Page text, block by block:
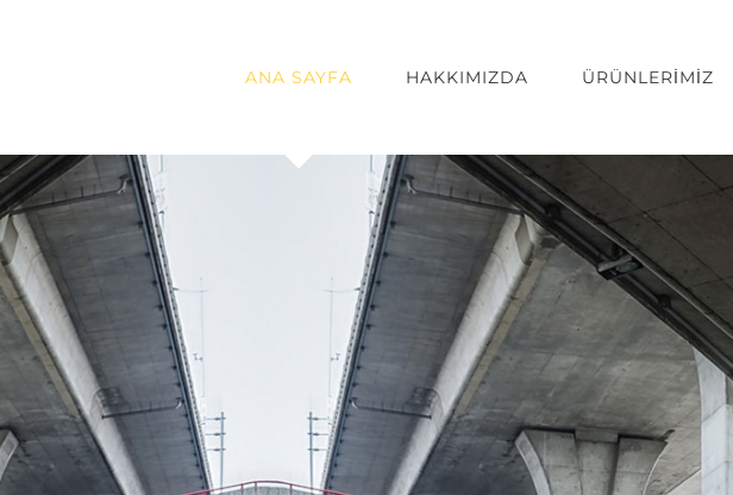
ANA SAYFA HAKKIMIZDA ÜRÜNLERİMİZ